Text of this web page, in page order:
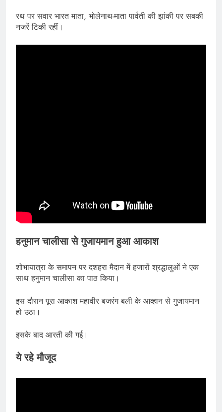
रथ पर सवार भारत माता, भोलेनाथ-माता पार्वती की झांकी पर सबकी
नजरें टिकी रहीं।
हनुमान चालीसा से गुजायमान हुआ आकाश
शोभायात्रा के समापन पर दशहरा मैदान में हजारों श्रद्धालुओं ने एक
साथ हनुमान चालीसा का पाठ किया।
इस दौरान पूरा आकाश महावीर बजरंग बली के आव्हान से गुजायमान
हो उठा।
इसके बाद आरती की गई।
ये रहे मौजूद